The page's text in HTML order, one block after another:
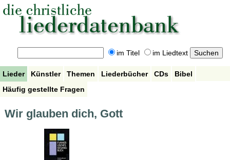
im Titel im Liedtext
Lieder Künstler Themen Liederbücher CDs
Bibel
Häufig gestellte Fragen
Wir glauben dich, Gott